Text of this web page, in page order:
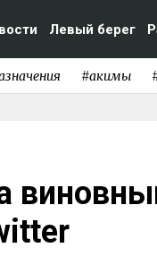
Левый берег
#акимы